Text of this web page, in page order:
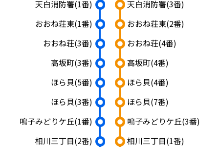
天白消防署(1番)
おおね荘東(1番)
おおね荘(3番)
高坂町(3番)
ほら貝(5番)
ほら貝(3番)
鳴子みどりケ丘(1番)
相川三丁目(2番)
相川三丁目(1番)
鳴子みどりケ丘(3番)
ほら貝(7番)
ほら貝(4番)
高坂町(4番)
おおね荘(4番)
おおね荘東(2番)
天白消防署(3番)